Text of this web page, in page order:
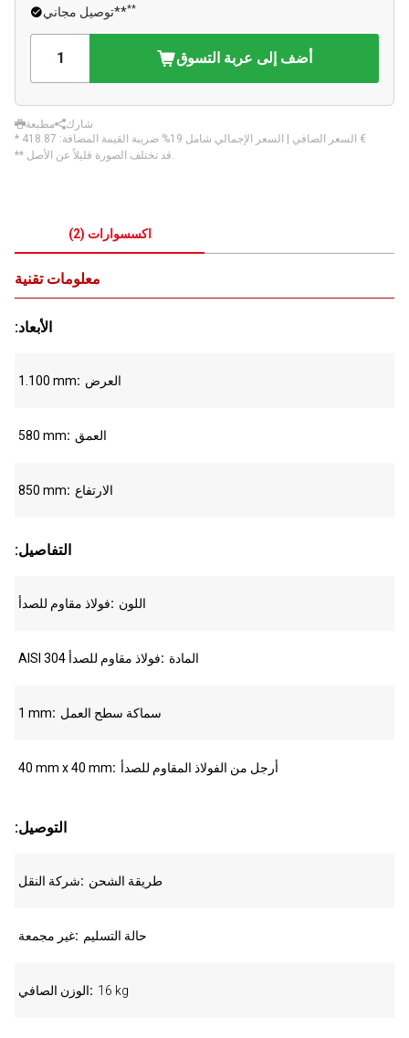
توصيل مجاني****
أضف إلى عربة التسوق
مطبعة
شارك
* السعر الصافي | السعر الإجمالي شامل 19% ضريبة القيمة المضافة: ‏418.87 €
** قد تختلف الصورة قليلاً عن الأصل.
اكسسوارات (
2
)
معلومات تقنية
:الأبعاد
1.100 mm العرض
580 mm العمق
850 mm الارتفاع
:التفاصيل
فولاذ مقاوم للصدأ اللون
AISI 304 فولاذ مقاوم للصدأ المادة
1 mm سماكة سطح العمل
40 mm x 40 mm أرجل من الفولاذ المقاوم للصدأ
:التوصيل
شركة النقل طريقة الشحن
غير مجمعة حالة التسليم
الوزن الصافي 16 kg